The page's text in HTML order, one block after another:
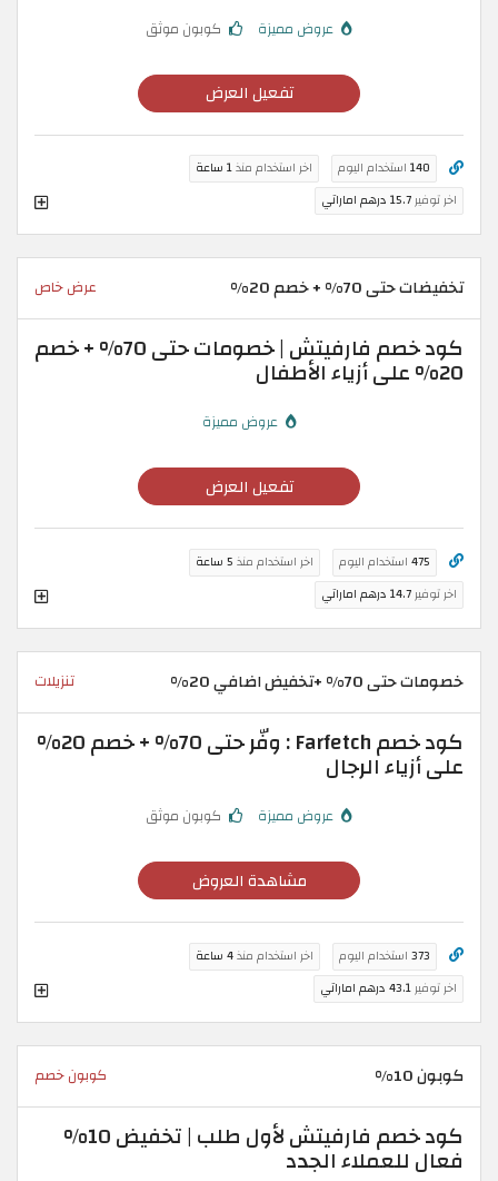
عروض مميزة كوبون موثق
تفعيل العرض
140 استخدام اليوم اخر استخدام منذ1 ساعة
اخر توفير15.7 درهم اماراتي
تخفيضات حتى 70% + خصم 20% عرض خاص
كود خصم فارفيتش | خصومات حتى 70% + خصم
20% على أزياء الأطفال
عروض مميزة
تفعيل العرض
475 استخدام اليوم اخر استخدام منذ 5 ساعة
اخر توفير14.7 درهم اماراتي
خصومات حتى 70% +تخفيض اضافي 20% تنزيلات
كود خصم Farfetch : وفّر حتى 70% + خصم 20%
على أزياء الرجال
عروض مميزة كوبون موثق
مشاهدة العروض
373 استخدام اليوم اخر استخدام منذ4 ساعة
اخر توفير43.1 درهم اماراتي
كوبون 10% كوبون خصم
كود خصم فارفيتش لأول طلب | تخفيض 10%
فعال للعملاء الجدد